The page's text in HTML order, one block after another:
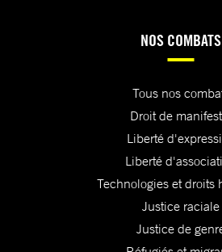
NOS COMBATS
Tous nos
Droit de
Liberté
Liberté
Technologies et droits
Justice raciale
Justice de